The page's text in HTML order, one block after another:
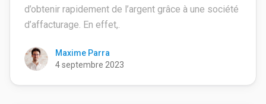
d’obtenir rapidement de l’argent grâce à une société
d’affacturage. En effet,.
Maxime Parra
4 septembre 2023